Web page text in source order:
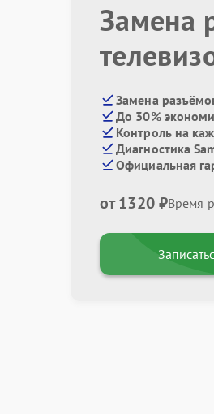
Замена
Замена
До 30%
Контроль на
Диагностика
Официальная
от 1320 ₽Время